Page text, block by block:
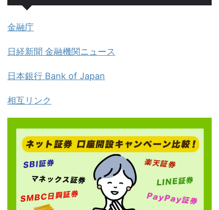
金融庁
日経新聞 金融機関ニュース
日本銀行 Bank of Japan
相互リンク